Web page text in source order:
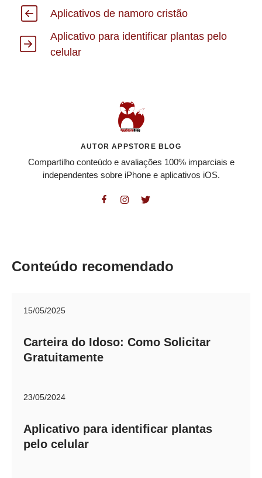
Aplicativos de namoro cristão
Aplicativo para identificar plantas pelo
celular
AUTOR APPSTORE BLOG
Compartilho conteúdo e avaliações 100% imparciais e
independentes sobre iPhone e aplicativos iOS.
Conteúdo recomendado
15/05/2025
Carteira do Idoso: Como Solicitar
Gratuitamente
23/05/2024
Aplicativo para identificar plantas
pelo celular